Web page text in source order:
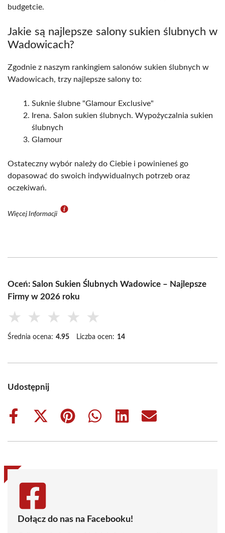
budgetcie.
Jakie są najlepsze salony sukien ślubnych w
Wadowicach?
Zgodnie z naszym rankingiem salonów sukien ślubnych w
Wadowicach, trzy najlepsze salony to:
Suknie ślubne "Glamour Exclusive"
Irena. Salon sukien ślubnych. Wypożyczalnia sukien
ślubnych
Glamour
Ostateczny wybór należy do Ciebie i powinieneś go
dopasować do swoich indywidualnych potrzeb oraz
oczekiwań.
Więcej Informacji
Oceń: Salon Sukien Ślubnych Wadowice – Najlepsze
Firmy w 2026 roku
★ ★ ★ ★ ★
Średnia ocena: 4.95 Liczba ocen: 14
Udostępnij
Share
Share
(Twitter)
Share
Share
Share
Share
Dołącz do nas na Facebooku!